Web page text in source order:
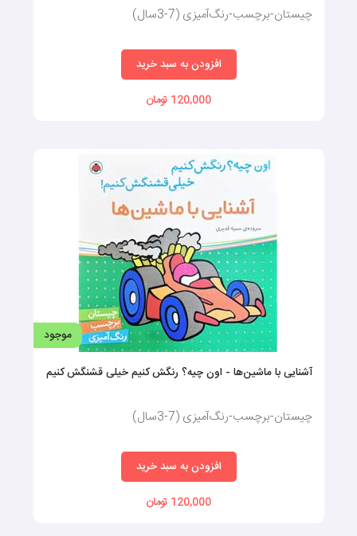
چیستان-برچسب-رنگ‌آمیزی (7-3سال)
افزودن به سبد خرید
120,000 تومان
موجود
آشنایی با ماشین‌ها - اون چیه؟ رنگش کنیم خیلی قشنگش کنیم
چیستان-برچسب-رنگ‌آمیزی (7-3سال)
افزودن به سبد خرید
120,000 تومان